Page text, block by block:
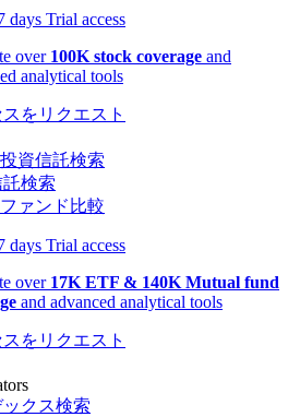
days Trial access
over 100K stock coverage and
analytical tools
をリクエスト
資信託検索
検索
ァンド比較
days Trial access
over 17K ETF & 140K Mutual fund
and advanced analytical tools
をリクエスト
クス検索